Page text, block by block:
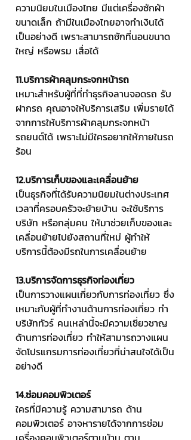
ความนิยมในเมืองไทย มีแต่เครื่องซักผ้า
ขนาดเล็ก ถ้ามีในเมืองไทยอาจทำเงินได้
เป็นอย่างดี เพราะสามารถซักที่นอนขนาด
ใหญ่ หรือพรม เสื่อได้
11.บริการผ้าคลุมกระจกหน้ารถ
เหมาะสำหรับผู้ที่ที่ทำธุรกิจลานจอดรถ รับ
ฝากรถ คุณอาจให้บริการเสริม เพิ่มรายได้
จากการให้บริการผ้าคลุมกระจกหน้า
รถยนต์ได้ เพราะไม่มีใครอยากให้ภายในรถ
ร้อน
12.บริการเก็บของและเคลื่อนย้าย
เป็นธุรกิจที่ได้รับความนิยมในต่างประเทศ
เวลาที่ครอบครัวจะย้ายบ้าน จะใช้บริการ
บริษัท หรือกลุ่มคน ให้มาช่วยเก็บของและ
เคลื่อนย้ายไปยังสถานที่ใหม่ ผู้ทำให้
บริการนี้ต้องมีรถในการเคลื่อนย้าย
13.บริการจัดการธุรกิจท่องเที่ยว
เป็นการวางแผนเกี่ยวกับการท่องเที่ยว ซึ่ง
เหมาะกับผู้ที่ทำงานด้านการท่องเที่ยว ทำ
บริษัททัวร์ คนเหล่านี้จะมีความเชี่ยวชาญ
ด้านการท่องเที่ยว ทำให้สามารถวางแผน
จัดโปรแกรมการท่องเที่ยวที่น่าสนใจได้เป็น
อย่างดี
14.ซ่อมคอมพิวเตอร์
ใครที่มีความรู้ ความสามารถ ด้าน
คอมพิวเตอร์ อาจหารายได้จากการซ่อม